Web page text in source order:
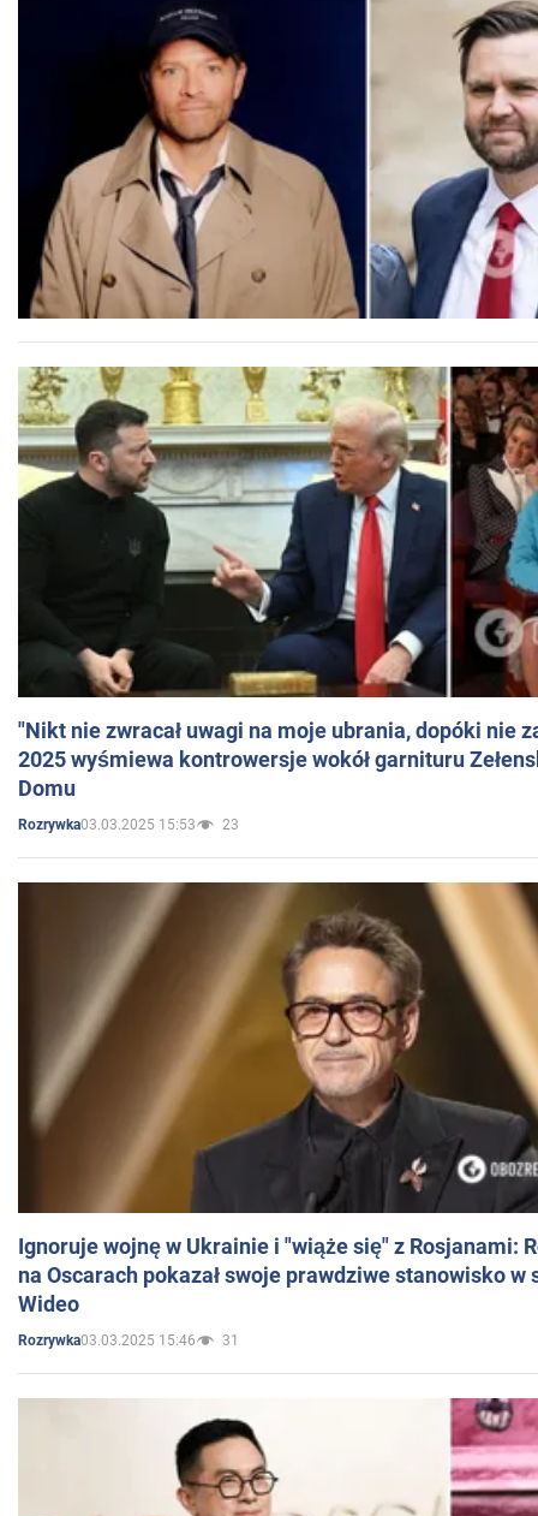
"Nikt nie zwracał uwagi na moje ubrania, dopóki nie
2025 wyśmiewa kontrowersje wokół garnituru
Domu
Rozrywka03.03.2025 15:53 23
Ignoruje wojnę w Ukrainie i "wiąże się" z Rosjanami:
na Oscarach pokazał swoje prawdziwe stanowisko w
Wideo
Rozrywka03.03.2025 15:46 31